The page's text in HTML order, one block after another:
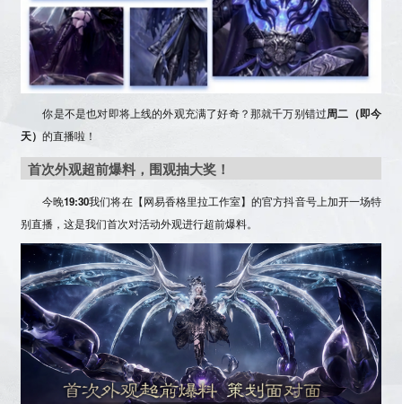
你是不是也对即将上线的外观充满了好奇？那就千万别错过周二（即今
天）的直播啦！
首次外观超前爆料，围观抽大奖！
今晚19:30我们将在【网易香格里拉工作室】的官方抖音号上加开一场特
别直播，这是我们首次对活动外观进行超前爆料。